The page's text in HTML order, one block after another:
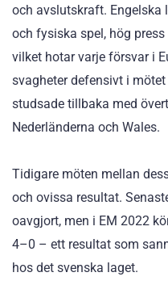
och avslutskraft. Engelska
och fysiska spel, hög
vilket hotar varje försvar i
svagheter defensivt i
studsade tillbaka med
Nederländerna och Wales.
Tidigare möten mellan
och ovissa resultat.
oavgjort, men i EM 2022
4–0 – ett resultat som
hos det svenska laget.